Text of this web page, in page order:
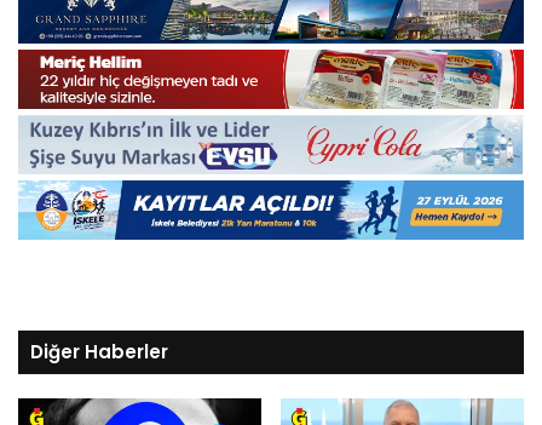
Diğer Haberler